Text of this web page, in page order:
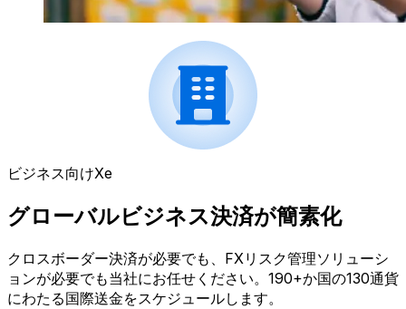
ビジネス向けXe
グローバルビジネス決済が簡素化
クロスボーダー決済が必要でも、FXリスク管理ソリューシ
ョンが必要でも当社にお任せください。190+か国の130通貨
にわたる国際送金をスケジュールします。